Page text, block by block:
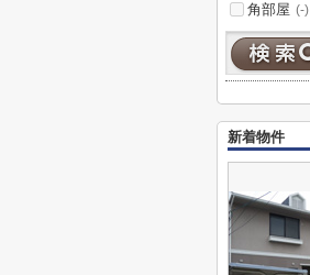
角部屋 (-)
新着物件